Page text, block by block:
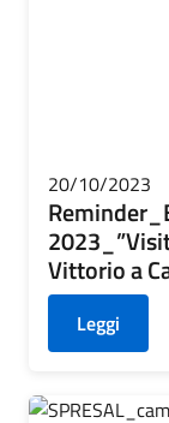
20/10/2023
Vittorio a
Leggi